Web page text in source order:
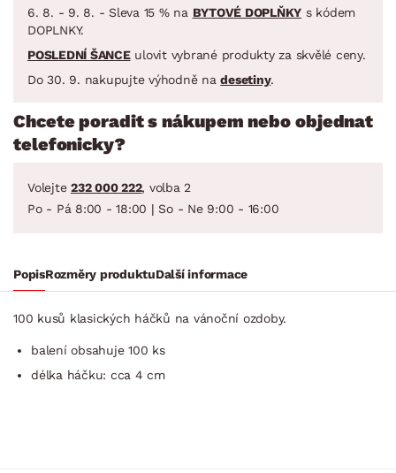
6. 8. - 9. 8. - Sleva 15 % na BYTOVÉ DOPLŇKY s kódem
DOPLNKY.
POSLEDNÍ ŠANCEulovit vybrané produkty za skvělé ceny.
Do 30. 9. nakupujte výhodně nadesetiny.
Chcete poradit s nákupem nebo objednat
telefonicky?
Volejte 232 000 222, volba 2
Po - Pá 8:00 - 18:00 | So - Ne 9:00 - 16:00
PopisRozměry produktuDalší informace
100 kusů klasických háčků na vánoční ozdoby.
balení obsahuje 100 ks
délka háčku: cca 4 cm